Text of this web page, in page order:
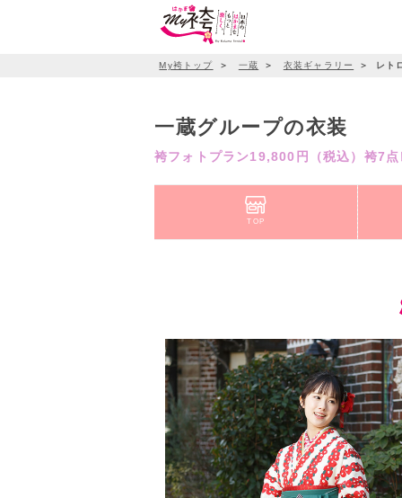
My袴トップ ＞ 一蔵 ＞ 衣装ギャラリー ＞ レト
一蔵グループの衣装
袴フォトプラン19,800円（税込）袴7
TOP